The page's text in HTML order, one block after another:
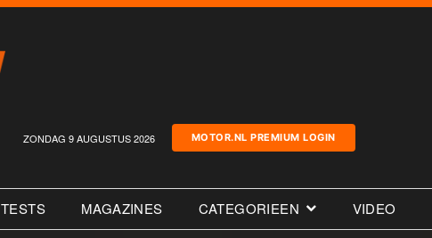
ZONDAG 9 AUGUSTUS 2026 MOTOR.NL PREMIUM LOGIN
TESTS MAGAZINES CATEGORIEEN VIDEO